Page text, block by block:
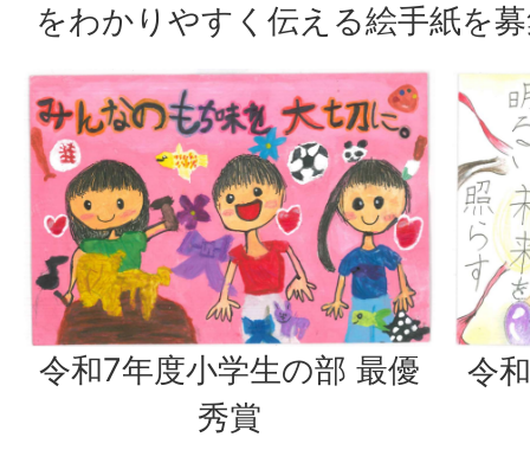
をわかりやすく伝える絵手紙を
令和7年度小学生の部 最優
秀賞
令